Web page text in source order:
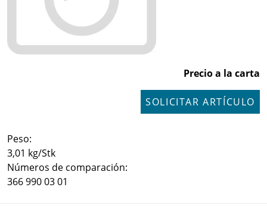
Precio a la carta
SOLICITAR ARTÍCULO
Peso:
3,01 kg/Stk
Números de comparación:
366 990 03 01